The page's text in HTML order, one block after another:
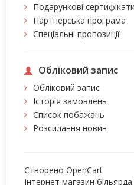
Подарункові сертифікати
Партнерська програма
Спеціальні пропозиції
Обліковий запис
Обліковий запис
Історія замовлень
Список побажань
Розсилання новин
Створено OpenCart
Інтернет магазин